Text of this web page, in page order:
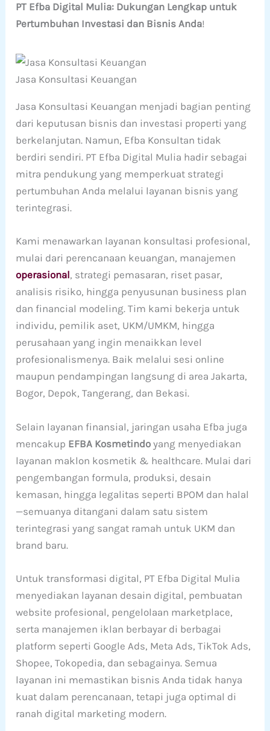
PT Efba Digital Mulia: Dukungan Lengkap untuk
Pertumbuhan Investasi dan Bisnis Anda!
Jasa Konsultasi Keuangan
Jasa Konsultasi Keuangan menjadi bagian penting
dari keputusan bisnis dan investasi properti yang
berkelanjutan. Namun, Efba Konsultan tidak
berdiri sendiri. PT Efba Digital Mulia hadir sebagai
mitra pendukung yang memperkuat strategi
pertumbuhan Anda melalui layanan bisnis yang
terintegrasi.
Kami menawarkan layanan konsultasi profesional,
mulai dari perencanaan keuangan, manajemen
operasional, strategi pemasaran, riset pasar,
analisis risiko, hingga penyusunan business plan
dan financial modeling. Tim kami bekerja untuk
individu, pemilik aset, UKM/UMKM, hingga
perusahaan yang ingin menaikkan level
profesionalismenya. Baik melalui sesi online
maupun pendampingan langsung di area Jakarta,
Bogor, Depok, Tangerang, dan Bekasi.
Selain layanan finansial, jaringan usaha Efba juga
mencakup EFBA Kosmetindo yang menyediakan
layanan maklon kosmetik & healthcare. Mulai dari
pengembangan formula, produksi, desain
kemasan, hingga legalitas seperti BPOM dan halal
—semuanya ditangani dalam satu sistem
terintegrasi yang sangat ramah untuk UKM dan
brand baru.
Untuk transformasi digital, PT Efba Digital Mulia
menyediakan layanan desain digital, pembuatan
website profesional, pengelolaan marketplace,
serta manajemen iklan berbayar di berbagai
platform seperti Google Ads, Meta Ads, TikTok Ads,
Shopee, Tokopedia, dan sebagainya. Semua
layanan ini memastikan bisnis Anda tidak hanya
kuat dalam perencanaan, tetapi juga optimal di
ranah digital marketing modern.